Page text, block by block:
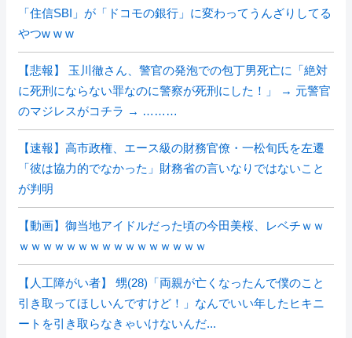
「住信SBI」が「ドコモの銀行」に変わってうんざりしてる
やつw w w
【悲報】 玉川徹さん、警官の発泡での包丁男死亡に「絶対
に死刑にならない罪なのに警察が死刑にした！」 → 元警官
のマジレスがコチラ → ………
【速報】高市政権、エース級の財務官僚・一松旬氏を左遷
「彼は協力的でなかった」財務省の言いなりではないこと
が判明
【動画】御当地アイドルだった頃の今田美桜、レベチｗｗ
ｗｗｗｗｗｗｗｗｗｗｗｗｗｗｗｗ
【人工障がい者】 甥(28)「両親が亡くなったんで僕のこと
引き取ってほしいんですけど！」なんでいい年したヒキニ
ートを引き取らなきゃいけないんだ...